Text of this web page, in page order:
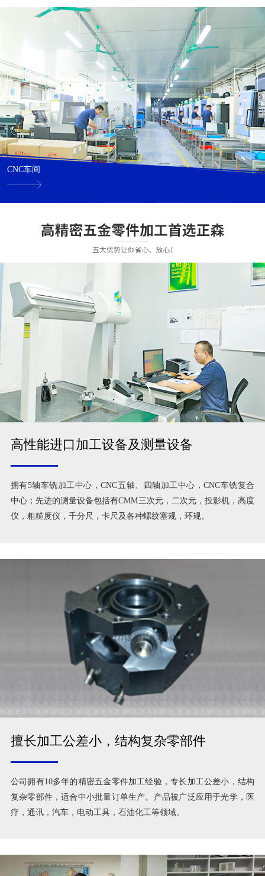
CNC车间
高性能进口加工设备及测量设备
拥有5轴车铣加工中心，CNC五轴、四轴加工中心，CNC车铣复合
中心；先进的测量设备包括有CMM三次元，二次元，投影机，高度
仪，粗糙度仪，千分尺，卡尺及各种螺纹塞规，环规。
擅长加工公差小，结构复杂零部件
公司拥有10多年的精密五金零件加工经验，专长加工公差小，结构
复杂零部件，适合中小批量订单生产。产品被广泛应用于光学，医
疗，通讯，汽车，电动工具，石油化工等领域。